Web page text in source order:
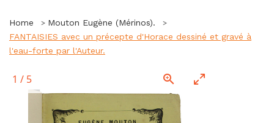
Home
Mouton Eugène (Mérinos).
FANTAISIES avec un précepte d'Horace dessiné et gravé à
l'eau-forte par l'Auteur.
1 / 5